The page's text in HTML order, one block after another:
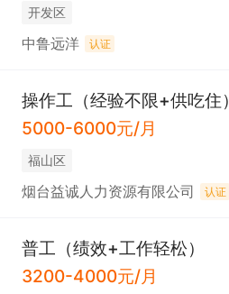
开发区
中鲁远洋 认证
操作工（经验不限+供吃住）
5000-6000元/月
福山区
烟台益诚人力资源有限公司 认证
普工（绩效+工作轻松）
3200-4000元/月